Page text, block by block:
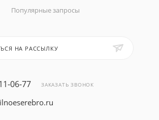
Популярные запросы
НА РАССЫЛКУ
06-77 ЗАКАЗАТЬ ЗВОНОК